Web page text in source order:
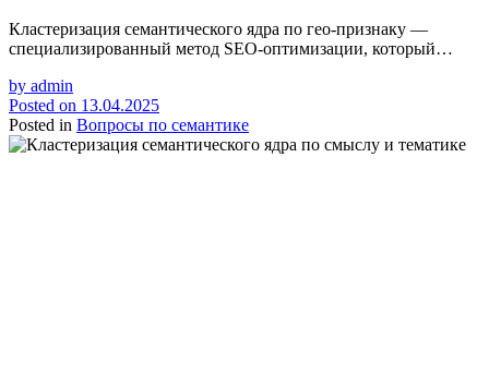
Кластеризация семантического ядра по гео-признаку —
специализированный метод SEO-оптимизации, который…
by admin
Posted on 13.04.2025
Posted in Вопросы по семантике